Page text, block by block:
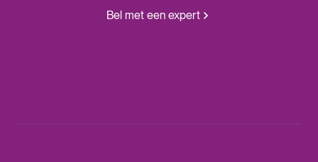
Bel met een expert